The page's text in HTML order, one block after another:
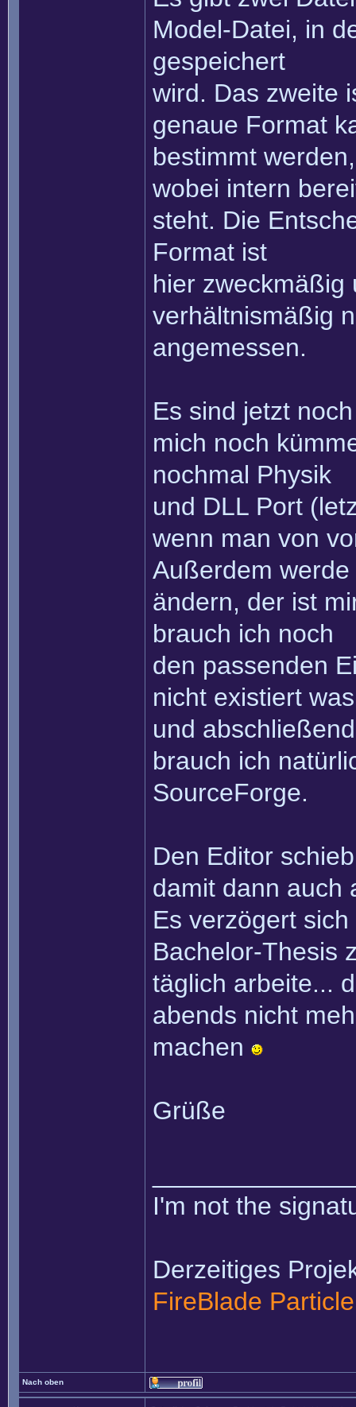
Model-Datei, in
gespeichert
wird. Das zweite
genaue Format
bestimmt werden,
wobei intern
steht. Die
Format ist
hier zweckmäßig
verhältnismäßig
angemessen.
Es sind jetzt
mich noch
nochmal Physik
und DLL Port
wenn man von
Außerdem
ändern, der ist
brauch ich noch
den passenden
nicht existiert
und abschließend
brauch ich
SourceForge.
Den Editor
damit dann auch
Es verzögert
Bachelor-Thesis
täglich arbeite...
abends nicht
machen
Grüße
I'm not the
Derzeitiges
FireBlade
Nach oben